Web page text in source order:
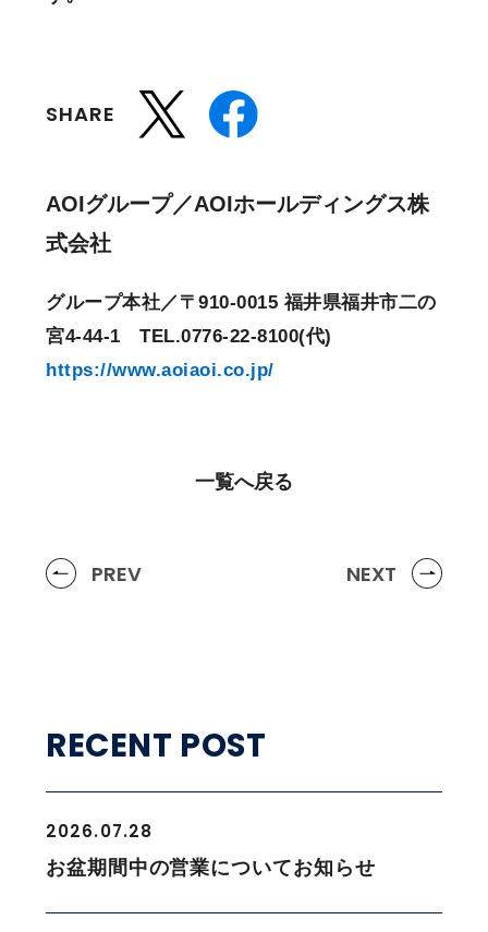
RECENT POST
2026.07.28
お盆期間中の営業についてお知らせ
SHARE
AOIグループ／AOIホールディングス株
式会社
グループ本社／〒910-0015 福井県福井市二の
宮4-44-1 TEL.0776-22-8100(代)
https://www.aoiaoi.co.jp/
PREV
一覧へ戻る
NEXT